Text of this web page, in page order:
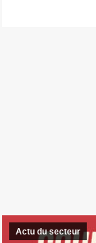
Actu du secteur